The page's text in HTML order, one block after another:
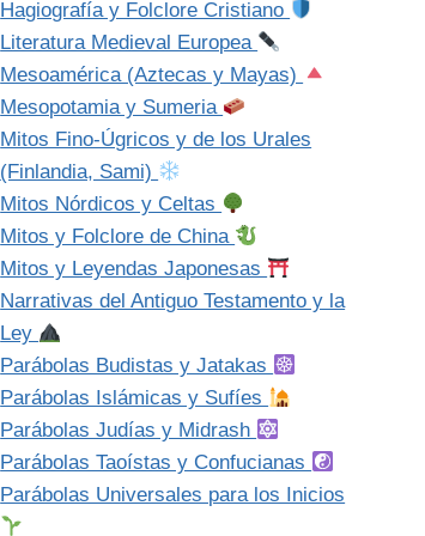
Hagiografía y Folclore Cristiano
Literatura Medieval Europea
Mesoamérica (Aztecas y Mayas)
Mesopotamia y Sumeria
Mitos Fino-Úgricos y de los Urales
(Finlandia, Sami)
Mitos Nórdicos y Celtas
Mitos y Folclore de China
Mitos y Leyendas Japonesas
Narrativas del Antiguo Testamento y la
Ley
Parábolas Budistas y Jatakas
Parábolas Islámicas y Sufíes
Parábolas Judías y Midrash
Parábolas Taoístas y Confucianas
Parábolas Universales para los Inicios